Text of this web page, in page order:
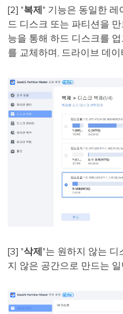
[2] "복제" 기능은 동일한 레
드 디스크 또는 파티션을
능을 통해 하드 디스크를
를 교체하며, 드라이브 데
[3] "삭제"는 원하지 않는 디
지 않은 공간으로 만드는